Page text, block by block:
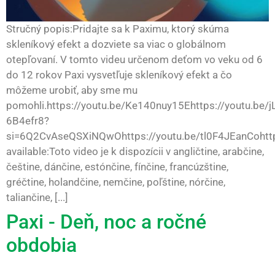
Stručný popis:Pridajte sa k Paximu, ktorý skúma
skleníkový efekt a dozviete sa viac o globálnom
otepľovaní. V tomto videu určenom deťom vo veku od 6
do 12 rokov Paxi vysvetľuje skleníkový efekt a čo
môžeme urobiť, aby sme mu
pomohli.https://youtu.be/Ke140nuy15Ehttps://youtu.be/
6B4efr8?
si=6Q2CvAseQSXiNQwOhttps://youtu.be/
available:Toto video je k dispozícii v angličtine, arabčine,
češtine, dánčine, estónčine, fínčine, francúzštine,
gréčtine, holandčine, nemčine, poľštine, nórčine,
taliančine, [...]
Paxi - Deň, noc a ročné
obdobia